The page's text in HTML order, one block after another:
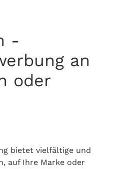
-
an
oder
bietet vielfältige und
auf Ihre Marke oder